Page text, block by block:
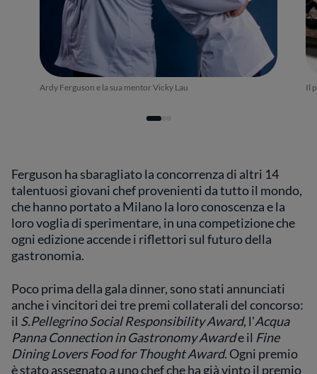
Ardy Ferguson e la sua mentor Vicky Lau Il
Ferguson ha sbaragliato la concorrenza di altri 14
talentuosi giovani chef provenienti da tutto il mondo,
che hanno portato a Milano la loro conoscenza e la
loro voglia di sperimentare, in una competizione che
ogni edizione accende i riflettori sul futuro della
gastronomia.
Poco prima della gala dinner, sono stati annunciati
anche i vincitori dei tre premi collaterali del concorso:
il S.Pellegrino Social Responsibility Award, l'Acqua
Panna Connection in Gastronomy Awarde il Fine
Dining Lovers Food for Thought Award. Ogni premio
è stato assegnato a uno chef che ha già vinto il premio